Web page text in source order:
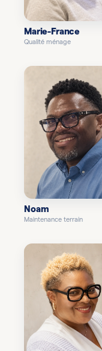
Marie-France
Qualité ménage
Noam
Maintenance terrain